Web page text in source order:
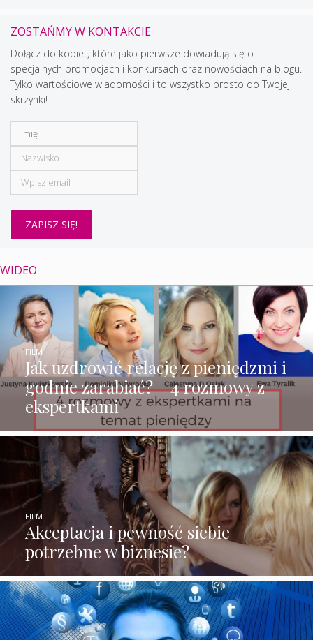
ZOSTAŃMY W KONTAKCIE
Dołącz do kobiet, które jako pierwsze dowiadują się o
specjalnych promocjach i konkursach oraz nowościach na blogu.
Tylko wartościowe wiadomości i to wszystko prosto do Twojej
skrzynki!
WIDEO
Jak uzdrowić relację z pieniędzmi i
godnie zarabiać? – 4 rozmowy z
ekspertkami
FILM
Akceptacja i pewność siebie
potrzebne w biznesie?
FILM